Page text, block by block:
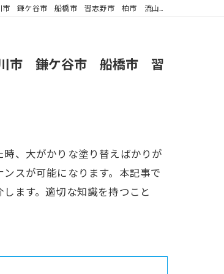
習志野市 柏市 流山市 外壁塗装 リフォーム 工事】
川市 鎌ケ谷市 船橋市 習
、大がかりな塗り替えばかりが
スが可能になります。本記事で
ます。適切な知識を持つこと